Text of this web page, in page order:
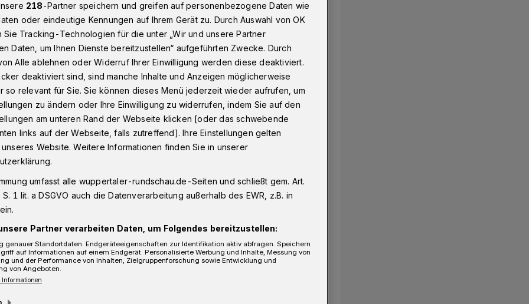
nicht her
es nicht her
218-Partner speichern und greifen auf personenbezogene Daten wie
oder eindeutige Kennungen auf Ihrem Gerät zu. Durch Auswahl von OK
Sie Tracking-Technologien für die unter „Wir und unsere Partner
Daten, um Ihnen Dienste bereitzustellen“ aufgeführten Zwecke. Durch
Alle ablehnen oder Widerruf Ihrer Einwilligung werden diese deaktiviert.
deaktiviert sind, sind manche Inhalte und Anzeigen möglicherweise
so relevant für Sie. Sie können dieses Menü jederzeit wieder aufrufen, um
zu ändern oder Ihre Einwilligung zu widerrufen, indem Sie auf den
am unteren Rand der Webseite klicken [oder das schwebende
links auf der Webseite, falls zutreffend]. Ihre Einstellungen gelten
Website. Weitere Informationen finden Sie in unserer
umfasst alle wuppertaler-rundschau.de-Seiten und schließt gem. Art.
1 lit. a DSGVO auch die Datenverarbeitung außerhalb des EWR, z.B. in
Partner verarbeiten Daten, um Folgendes bereitzustellen:
genauer Standortdaten. Endgeräteeigenschaften zur Identifikation aktiv abfragen. Speichern
auf Informationen auf einem Endgerät. Personalisierte Werbung und Inhalte, Messung von
und der Performance von Inhalten, Zielgruppenforschung sowie Entwicklung und
von Angeboten.